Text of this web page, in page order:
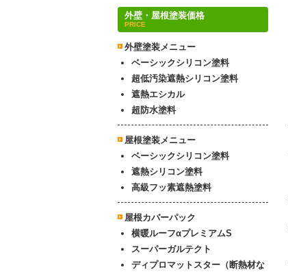
外壁・屋根塗装価格
PRICE
外壁塗装メニュー
ベーシックシリコン塗料
超低汚染遮熱シリコン塗料
遮熱エシカル
超防水塗料
屋根塗装メニュー
ベーシックシリコン塗料
遮熱シリコン塗料
高級フッ素遮熱塗料
屋根カバーパック
横暖ルーフαプレミアムS
スーパーガルテクト
ディプロマットスター（断熱材な